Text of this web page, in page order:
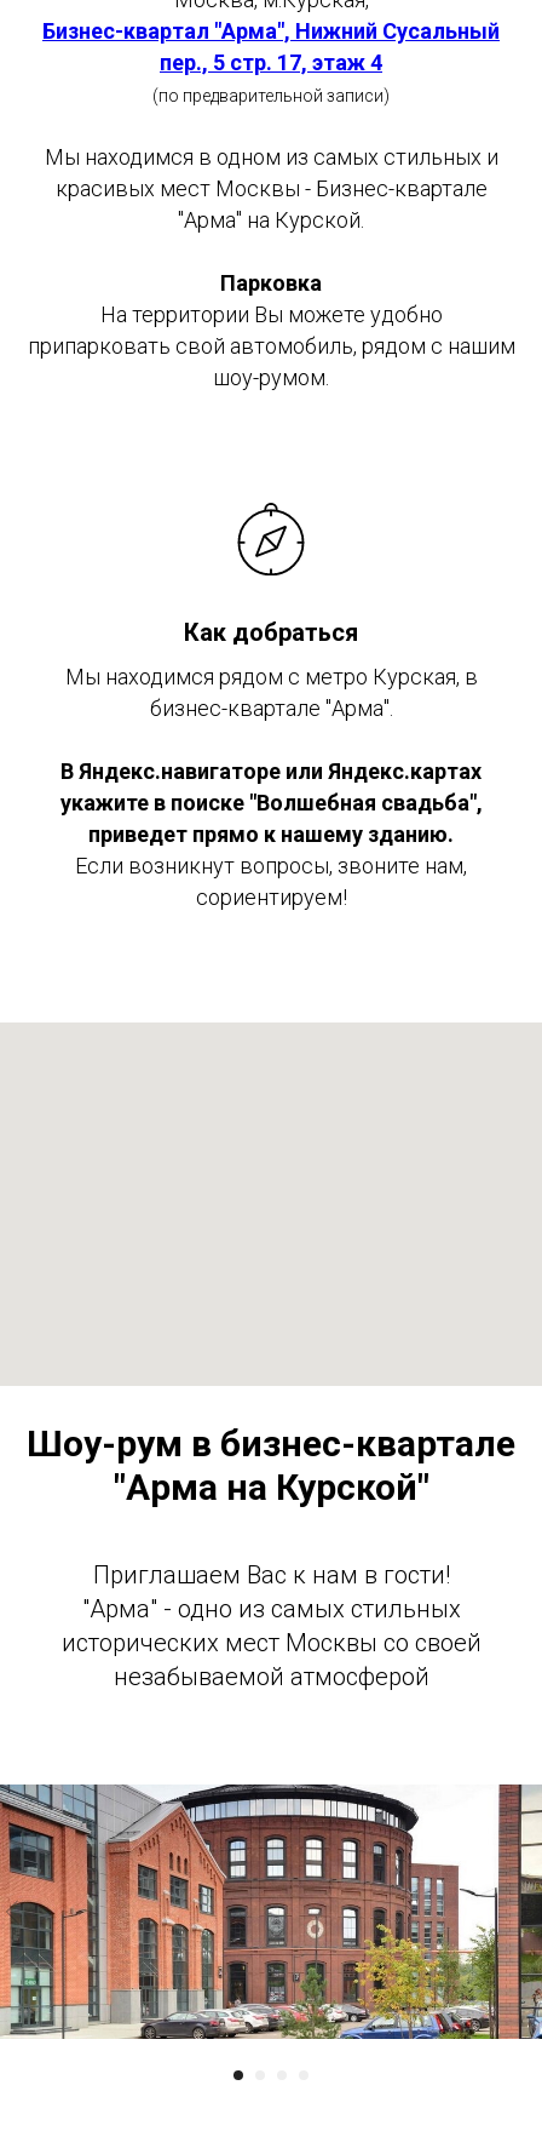
Бизнес-квартал "Арма", Нижний Сусальный
пер., 5 стр. 17, этаж 4
(по предварительной записи)
Мы находимся в одном из самых стильных и
красивых мест Москвы - Бизнес-квартале
"Арма" на Курской.
Парковка
На территории Вы можете удобно
припарковать свой автомобиль, рядом с нашим
шоу-румом.
Как добраться
Мы находимся рядом с метро Курская, в
бизнеc-квартале "Арма".
В Яндекс.навигаторе или Яндекс.картах
укажите в поиске "Волшебная свадьба",
приведет прямо к нашему зданию.
Если возникнут вопросы, звоните нам,
сориентируем!
Шоу-рум в бизнес-квартале
"Арма на Курской"
Приглашаем Вас к нам в гости!
"Арма" - одно из самых стильных
исторических мест Москвы со своей
незабываемой атмосферой